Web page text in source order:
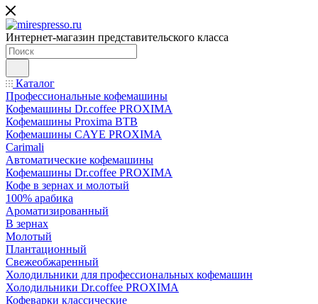
Интернет-магазин представительского класса
Каталог
Профессиональные кофемашины
Кофемашины Dr.coffee PROXIMA
Кофемашины Proxima BTB
Кофемашины CAYE PROXIMA
Carimali
Автоматические кофемашины
Кофемашины Dr.coffee PROXIMA
Кофе в зернах и молотый
100% арабика
Ароматизированный
В зернах
Молотый
Плантационный
Свежеобжаренный
Холодильники для профессиональных кофемашин
Холодильники Dr.coffee PROXIMA
Кофеварки классические